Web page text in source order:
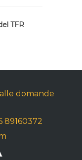
TFR
domande
89160372